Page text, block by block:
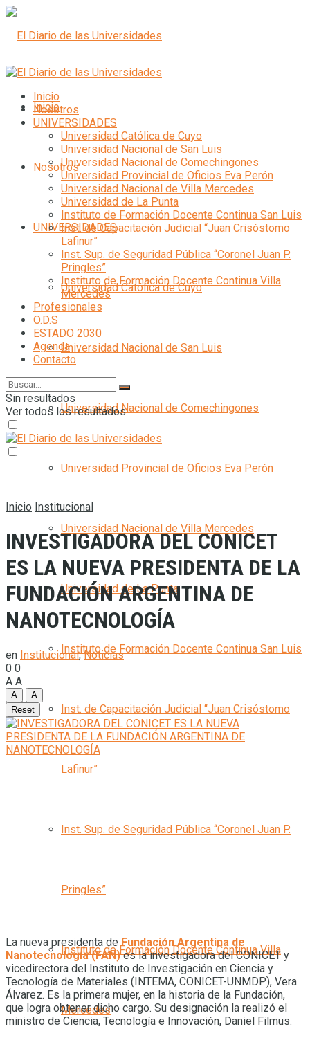
Inicio
Nosotros
UNIVERSIDADES
Universidad Católica de Cuyo
Universidad Nacional de San Luis
Universidad Nacional de Comechingones
Universidad Provincial de Oficios Eva Perón
Universidad Nacional de Villa Mercedes
Universidad de La Punta
Instituto de Formación Docente Continua San Luis
Inst. de Capacitación Judicial “Juan Crisóstomo
Lafinur”
Inst. Sup. de Seguridad Pública “Coronel Juan P.
Pringles”
Instituto de Formación Docente Continua Villa
Mercedes
Inicio
Nosotros
UNIVERSIDADES
Universidad Católica de Cuyo
Universidad Nacional de San Luis
Universidad Nacional de Comechingones
Universidad Provincial de Oficios Eva Perón
Universidad Nacional de Villa Mercedes
Universidad de La Punta
Instituto de Formación Docente Continua San Luis
Inst. de Capacitación Judicial “Juan Crisóstomo
Lafinur”
Inst. Sup. de Seguridad Pública “Coronel Juan P.
Pringles”
Instituto de Formación Docente Continua Villa
Mercedes
Profesionales
O.D.S
ESTADO 2030
Agenda
Contacto
Sin resultados
Ver todos los resultados
Inicio Institucional
INVESTIGADORA DEL CONICET
ES LA NUEVA PRESIDENTA DE LA
FUNDACIÓN ARGENTINA DE
NANOTECNOLOGÍA
en Institucional,Noticias
0 0
A A
A
A
Reset
La nueva presidenta deFundación Argentina de
Nanotecnología (FAN)es la investigadora del CONICET y
vicedirectora del Instituto de Investigación en Ciencia y
Tecnología de Materiales (INTEMA, CONICET-UNMDP), Vera
Álvarez. Es la primera mujer, en la historia de la Fundación,
que logra obtener dicho cargo. Su designación la realizó el
ministro de Ciencia, Tecnología e Innovación, Daniel Filmus.